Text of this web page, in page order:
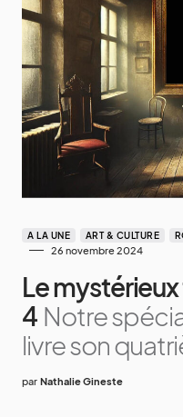
A LA UNE ART & CULTURE
26 novembre 2024
Le
4 Notre
livre son
par Nathalie Gineste